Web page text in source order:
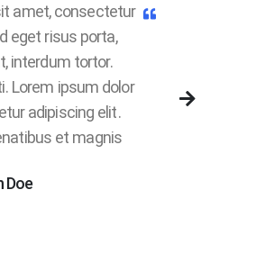
amet, consectetur
eget risus porta,
interdum tortor.
Lorem ipsum dolor
adipiscing elit.
et magnis.
Doe